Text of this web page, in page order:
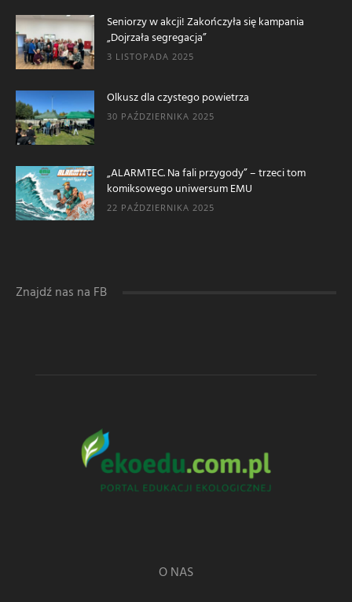
Seniorzy w akcji! Zakończyła się kampania
„Dojrzała segregacja”
3 LISTOPADA 2025
Olkusz dla czystego powietrza
30 PAŹDZIERNIKA 2025
„ALARMTEC. Na fali przygody” – trzeci tom
komiksowego uniwersum EMU
22 PAŹDZIERNIKA 2025
Znajdź nas na FB
O NAS